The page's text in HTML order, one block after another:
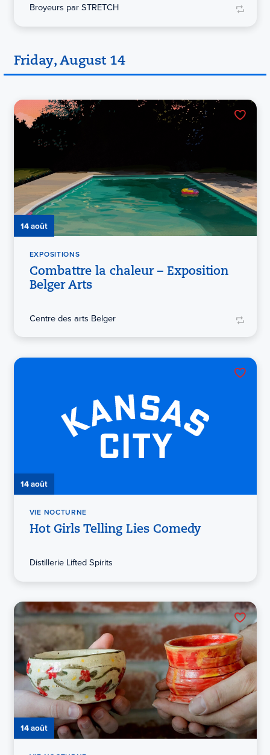
Broyeurs par STRETCH
Friday, August 14
14 août
EXPOSITIONS
Combattre la chaleur – Exposition
Belger Arts
Centre des arts Belger
14 août
VIE NOCTURNE
Hot Girls Telling Lies Comedy
Distillerie Lifted Spirits
14 août